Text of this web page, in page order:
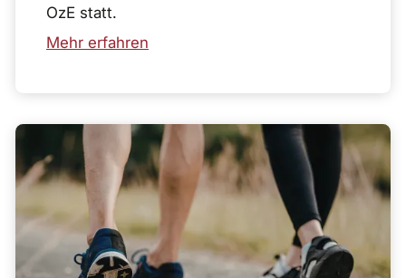
OzE statt.
Mehr erfahren